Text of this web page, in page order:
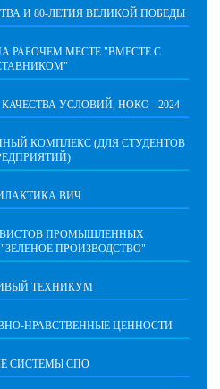
И 80-ЛЕТИЯ ВЕЛИКОЙ ПОБЕДЫ
РАБОЧЕМ МЕСТЕ "ВМЕСТЕ С
УСЛОВИЙ, НОКО - 2024
КОМПЛЕКС (ДЛЯ СТУДЕНТОВ
ВИЧ
ПРОМЫШЛЕННЫХ
ПРОИЗВОДСТВО"
ТЕХНИКУМ
НРАВСТВЕННЫЕ ЦЕННОСТИ
СИСТЕМЫ СПО